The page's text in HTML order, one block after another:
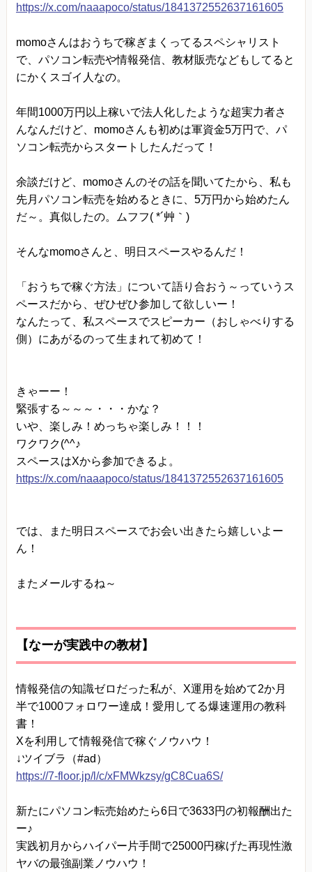
https://x.com/naaapoco/status/1841372552637161605
momoさんはおうちで稼ぎまくってるスペシャリスト
で、パソコン転売や情報発信、教材販売などもしてると
にかくスゴイ人なの。
年間1000万円以上稼いで法人化したような超実力者さ
んなんだけど、momoさんも初めは軍資金5万円で、パ
ソコン転売からスタートしたんだって！
余談だけど、momoさんのその話を聞いてたから、私も
先月パソコン転売を始めるときに、5万円から始めたん
だ～。真似したの。ムフフ( *´艸｀)
そんなmomoさんと、明日スペースやるんだ！
「おうちで稼ぐ方法」について語り合おう～っていうス
ペースだから、ぜひぜひ参加して欲しいー！
なんたって、私スペースでスピーカー（おしゃべりする
側）にあがるのって生まれて初めて！
きゃーー！
緊張する～～～・・・かな？
いや、楽しみ！めっちゃ楽しみ！！！
ワクワク(^^♪
スペースはXから参加できるよ。
https://x.com/naaapoco/status/1841372552637161605
では、また明日スペースでお会い出きたら嬉しいよー
ん！
またメールするね～
【なーが実践中の教材】
情報発信の知識ゼロだった私が、X運用を始めて2か月
半で1000フォロワー達成！愛用してる爆速運用の教科
書！
Xを利用して情報発信で稼ぐノウハウ！
↓ツイブラ（#ad）
https://7-floor.jp/l/c/xFMWkzsy/gC8Cua6S/
新たにパソコン転売始めたら6日で3633円の初報酬出た
ー♪
実践初月からハイパー片手間で25000円稼げた再現性激
ヤバの最強副業ノウハウ！